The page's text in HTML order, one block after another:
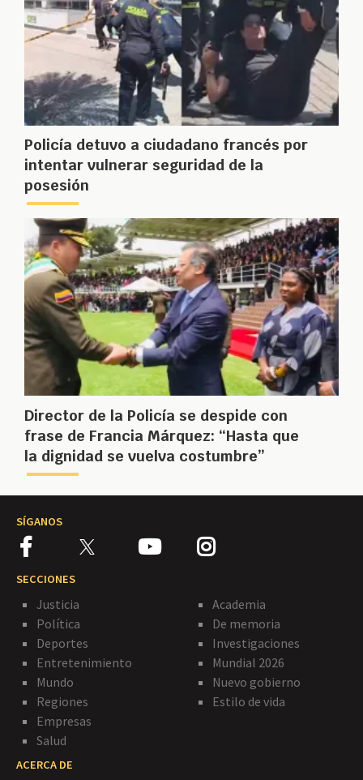
Policía detuvo a ciudadano francés por
intentar vulnerar seguridad de la
posesión
Director de la Policía se despide con
frase de Francia Márquez: “Hasta que
la dignidad se vuelva costumbre”
SÍGANOS
SECCIONES
Justicia
Política
Deportes
Entretenimiento
Mundo
Regiones
Empresas
Salud
Academia
De memoria
Investigaciones
Mundial 2026
Nuevo gobierno
Estilo de vida
ACERCA DE